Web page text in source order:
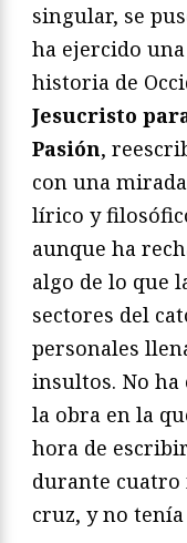
singular, se
ha ejercido
historia de
Jesucristo
Pasión,
con una
lírico y
aunque ha
algo de lo que
sectores del
personales
insultos. No ha
la obra en la
hora de
durante cuatro
cruz, y no